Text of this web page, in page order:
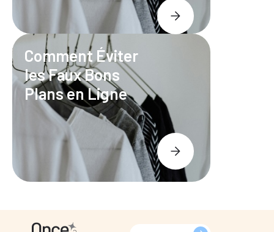
Comment Éviter
les Faux Bons
Plans en Ligne